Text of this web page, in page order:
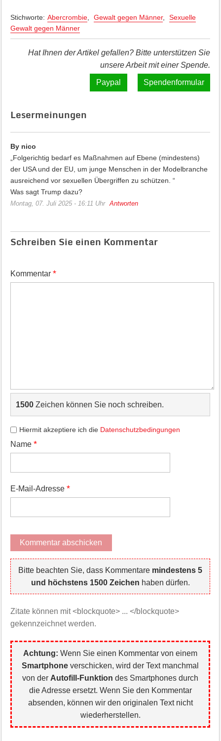
Stichworte: Abercrombie, Gewalt gegen Männer,
Sexuelle
Gewalt gegen Männer
Hat Ihnen der Artikel gefallen? Bitte unterstützen Sie
unsere Arbeit mit einer Spende.
Spendenformular
Lesermeinungen
By nico
„Folgerichtig bedarf es Maßnahmen auf Ebene (mindestens)
der USA und der EU, um junge Menschen in der Modelbranche
ausreichend vor sexuellen Übergriffen zu schützen. “
Was sagt Trump dazu?
Montag, 07. Juli 2025 - 16:11 Uhr Antworten
Schreiben Sie einen Kommentar
Kommentar *
1500Zeichen können Sie noch schreiben.
Hiermit akzeptiere ich die Datenschutzbedingungen
Name *
E-Mail-Adresse *
Bitte beachten Sie, dass Kommentare mindestens 5
und höchstens 1500 Zeichen haben dürfen.
Zitate können mit <blockquote> ... </blockquote>
gekennzeichnet werden.
Achtung: Wenn Sie einen Kommentar von einem
Smartphone verschicken, wird der Text manchmal
von der Autofill-Funktion des Smartphones durch
die Adresse ersetzt. Wenn Sie den Kommentar
absenden, können wir den originalen Text nicht
wiederherstellen.